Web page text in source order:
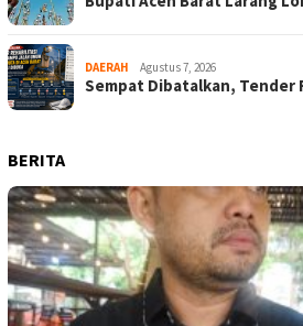
DAERAH Agustus 7, 2026
Sempat Dibatalkan, Tender
BERITA